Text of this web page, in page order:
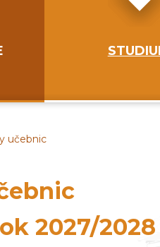
učebnic
2027/2028